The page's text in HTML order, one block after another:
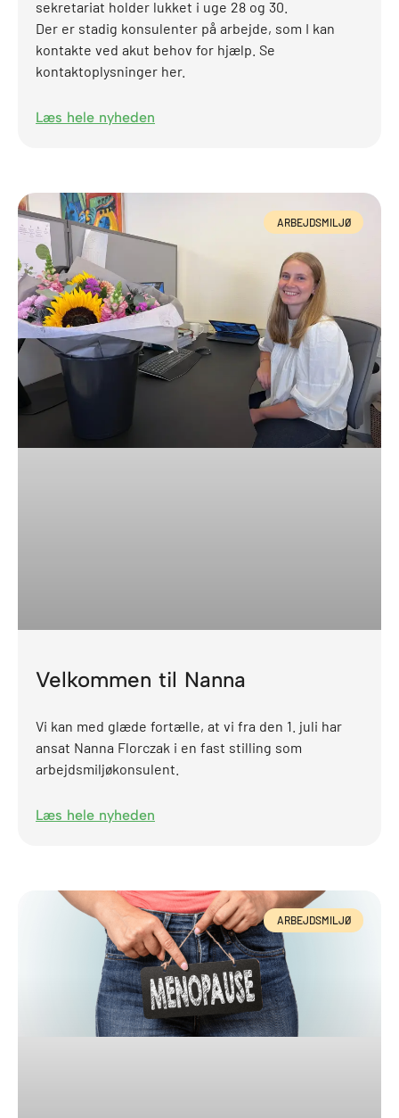
sekretariat holder lukket i uge 28 og 30.
Der er stadig konsulenter på arbejde, som I kan
kontakte ved akut behov for hjælp. Se
kontaktoplysninger her.
Læs hele nyheden
ARBEJDSMILJØ
Velkommen til Nanna
Vi kan med glæde fortælle, at vi fra den 1. juli har
ansat Nanna Florczak i en fast stilling som
arbejdsmiljøkonsulent.
Læs hele nyheden
ARBEJDSMILJØ